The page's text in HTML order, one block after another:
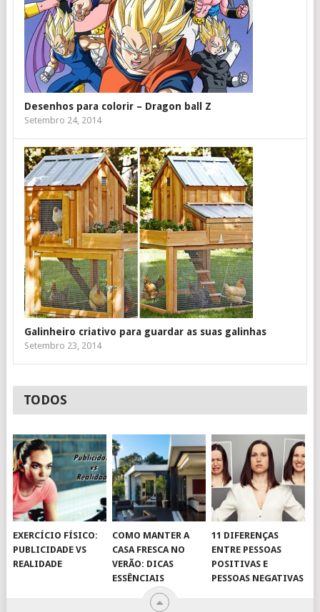
Desenhos para colorir – Dragon ball Z
Setembro 24, 2014
Galinheiro criativo para guardar as suas galinhas
Setembro 23, 2014
TODOS
EXERCÍCIO FÍSICO:
PUBLICIDADE VS
REALIDADE
COMO MANTER A
CASA FRESCA NO
VERÃO: DICAS
ESSÊNCIAIS
11 DIFERENÇAS
ENTRE PESSOAS
POSITIVAS E
PESSOAS NEGATIVAS